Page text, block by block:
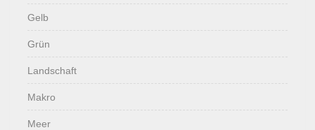
Gelb
Grün
Landschaft
Makro
Meer